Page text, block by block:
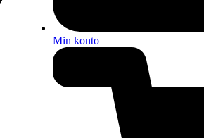
Min konto